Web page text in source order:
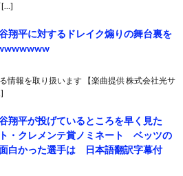
[…]
翔平に対するドレイク煽りの舞台裏を
情報を取り扱います 【楽曲提供 株式会社光サ
平が投げているところを早く見た
・クレメンテ賞ノミネート ベッツの
白かった選手は 日本語翻訳字幕付